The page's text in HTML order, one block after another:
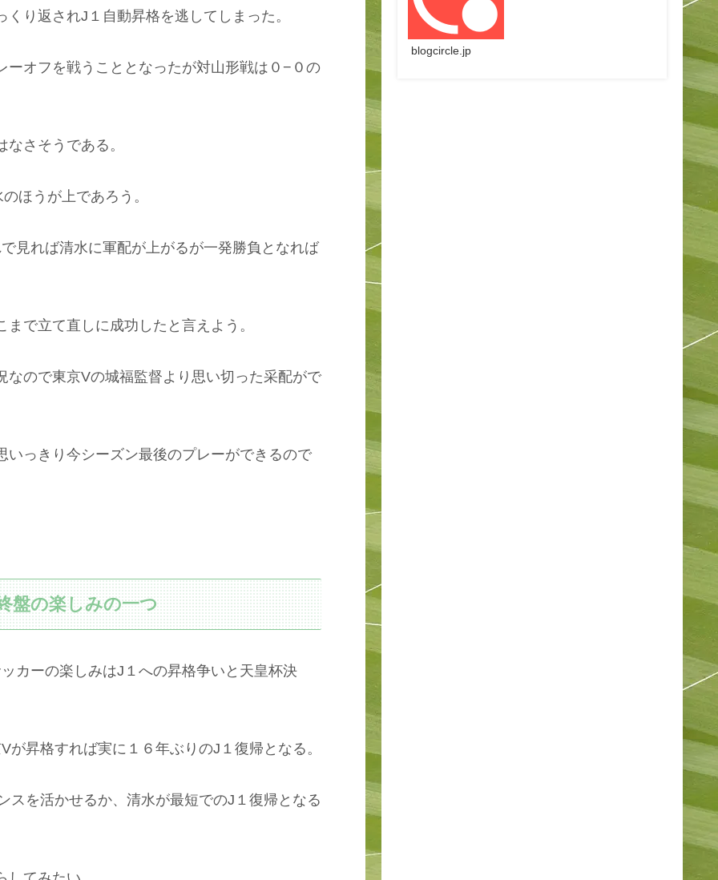
り返されJ１自動昇格を逃してしまった。
オフを戦うこととなったが対山形戦は０−０の
さそうである。
ほうが上であろう。
見れば清水に軍配が上がるが一発勝負となれば
で立て直しに成功したと言えよう。
ので東京Vの城福監督より思い切った采配がで
っきり今シーズン最後のプレーができるので
盤の楽しみの一つ
カーの楽しみはJ１への昇格争いと天皇杯決
昇格すれば実に１６年ぶりのJ１復帰となる。
スを活かせるか、清水が最短でのJ１復帰となる
blogcircle.jp